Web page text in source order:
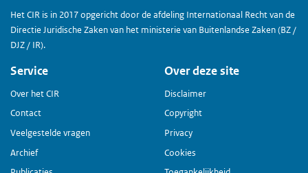
Het CIR is in 2017 opgericht door de afdeling Internationaal Recht van de
Directie Juridische Zaken van het ministerie van Buitenlandse Zaken (BZ /
DJZ / IR).
Service
Over het CIR
Contact
Veelgestelde vragen
Archief
Over deze site
Disclaimer
Copyright
Privacy
Cookies